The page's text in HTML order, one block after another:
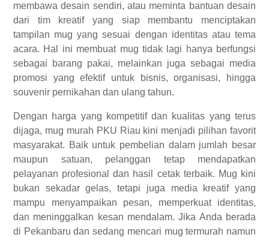
membawa desain sendiri, atau meminta bantuan desain
dari tim kreatif yang siap membantu menciptakan
tampilan mug yang sesuai dengan identitas atau tema
acara. Hal ini membuat mug tidak lagi hanya berfungsi
sebagai barang pakai, melainkan juga sebagai media
promosi yang efektif untuk bisnis, organisasi, hingga
souvenir pernikahan dan ulang tahun.
Dengan harga yang kompetitif dan kualitas yang terus
dijaga, mug murah PKU Riau kini menjadi pilihan favorit
masyarakat. Baik untuk pembelian dalam jumlah besar
maupun satuan, pelanggan tetap mendapatkan
pelayanan profesional dan hasil cetak terbaik. Mug kini
bukan sekadar gelas, tetapi juga media kreatif yang
mampu menyampaikan pesan, memperkuat identitas,
dan meninggalkan kesan mendalam. Jika Anda berada
di Pekanbaru dan sedang mencari mug termurah namun